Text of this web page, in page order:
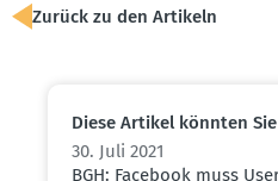
Zurück zu den Artikeln
Diese Artikel könnten
30. Juli 2021
BGH: Facebook muss